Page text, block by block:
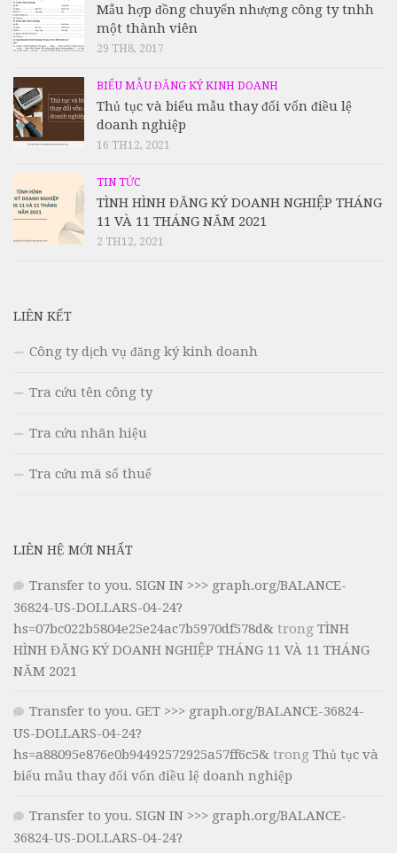
Mẫu hợp đồng chuyển nhượng công ty tnhh
một thành viên
29 TH8, 2017
BIỂU MẪU ĐĂNG KÝ KINH DOANH
Thủ tục và biểu mẫu thay đổi vốn điều lệ
doanh nghiệp
16 TH12, 2021
TIN TỨC
TÌNH HÌNH ĐĂNG KÝ DOANH NGHIỆP THÁNG
11 VÀ 11 THÁNG NĂM 2021
2 TH12, 2021
LIÊN KẾT
Công ty dịch vụ đăng ký kinh doanh
Tra cứu tên công ty
Tra cứu nhãn hiệu
Tra cứu mã số thuế
LIÊN HỆ MỚI NHẤT
Transfer to you. SIGN IN >>> graph.org/BALANCE-
36824-US-DOLLARS-04-24?
hs=07bc022b5804e25e24ac7b5970df578d& trong TÌNH
HÌNH ĐĂNG KÝ DOANH NGHIỆP THÁNG 11 VÀ 11 THÁNG
NĂM 2021
Transfer to you. GET >>> graph.org/BALANCE-36824-
US-DOLLARS-04-24?
hs=a88095e876e0b94492572925a57ff6c5& trong Thủ tục và
biểu mẫu thay đổi vốn điều lệ doanh nghiệp
Transfer to you. SIGN IN >>> graph.org/BALANCE-
36824-US-DOLLARS-04-24?